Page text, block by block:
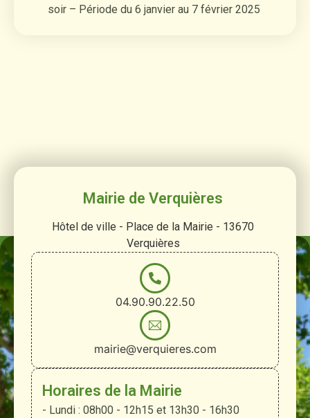
soir – Période du 6 janvier au 7 février 2025
Mairie de Verquières
Hôtel de ville - Place de la Mairie - 13670
Verquières
04.90.90.22.50
mairie@verquieres.com
Horaires de la Mairie
- Lundi : 08h00 - 12h15 et 13h30 - 16h30